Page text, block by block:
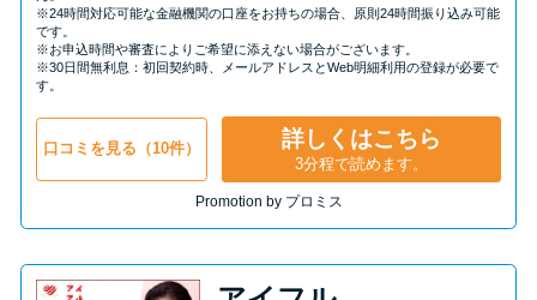
※24時間対応可能な金融機関の口座をお持ちの場合、原則24時間振り込み可能
です。
※お申込時間や審査によりご希望に添えない場合がございます。
※30日間無利息：初回契約時、メールアドレスとWeb明細利用の登録が必要で
す。
口コミを見る（10件） 詳しくはこちら
3分程で読めます。
Promotion by プロミス